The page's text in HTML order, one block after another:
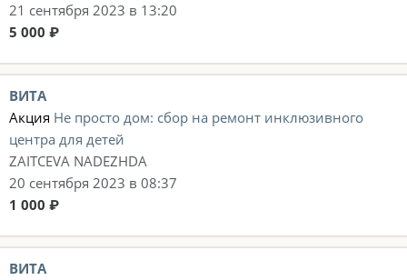
21 сентября 2023 в 13:20
5 000 ₽
ВИТА
Акция Не просто дом: сбор на ремонт инклюзивного
центра для детей
ZAITCEVA NADEZHDA
20 сентября 2023 в 08:37
1 000 ₽
ВИТА